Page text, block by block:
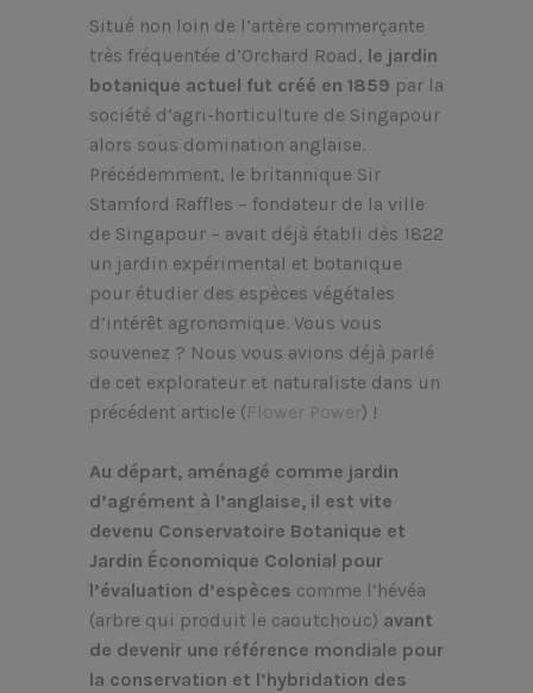
Situé non loin de l’artère commerçante
très fréquentée d’Orchard Road, le jardin
botanique actuel fut créé en 1859 par la
société d’agri-horticulture de Singapour
alors sous domination anglaise.
Précédemment, le britannique Sir
Stamford Raffles – fondateur de la ville
de Singapour – avait déjà établi dès 1822
un jardin expérimental et botanique
pour étudier des espèces végétales
d’intérêt agronomique. Vous vous
souvenez ? Nous vous avions déjà parlé
de cet explorateur et naturaliste dans un
précédent article (Flower Power) !
Au départ, aménagé comme jardin
d’agrément à l’anglaise, il est vite
devenu Conservatoire Botanique et
Jardin Économique Colonial pour
l’évaluation d’espèces comme l’hévéa
(arbre qui produit le caoutchouc) avant
de devenir une référence mondiale pour
la conservation et l’hybridation des